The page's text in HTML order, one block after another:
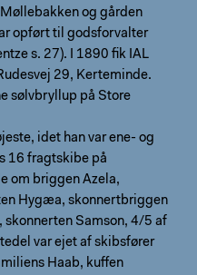
og gården
opført til godsforvalter
s. 27). I 1890 fik IAL
29, Kerteminde.
sølvbryllup på Store
idet han var ene- og
16 fragtskibe på
om briggen Azela,
Hygæa, skonnertbriggen
Samson, 4/5 af
var ejet af skibsfører
Haab, kuffen